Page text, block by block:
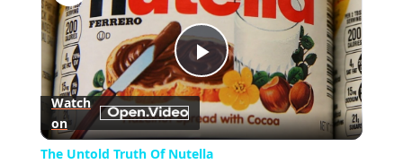
Play
Video
Watch
on
The Untold Truth Of Nutella